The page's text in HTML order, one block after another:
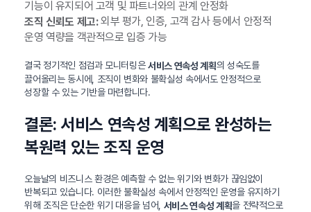
기능이 유지되어 고객 및 파트너와의 관계 안정화
조직 신뢰도 제고:외부 평가, 인증, 고객 감사 등에서 안정적
운영 역량을 객관적으로 입증 가능
결국 정기적인 점검과 모니터링은서비스 연속성 계획의 성숙도를
끌어올리는 동시에, 조직이 변화와 불확실성 속에서도 안정적으로
성장할 수 있는 기반을 마련합니다.
결론: 서비스 연속성 계획으로 완성하는
복원력 있는 조직 운영
오늘날의 비즈니스 환경은 예측할 수 없는 위기와 변화가 끊임없이
반복되고 있습니다. 이러한 불확실성 속에서 안정적인 운영을 유지하기
위해 조직은 단순한 위기 대응을 넘어, 서비스 연속성 계획을 전략적으로